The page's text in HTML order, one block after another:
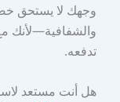
وجهك لا يستحق
تدفعه.
هل أنت مستعد